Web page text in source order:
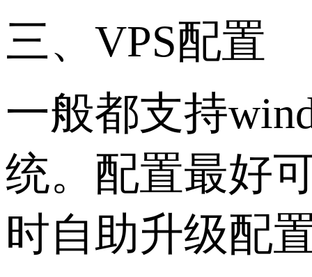
三、VPS配置
一般都支持
统。配置最好
时自助升级配